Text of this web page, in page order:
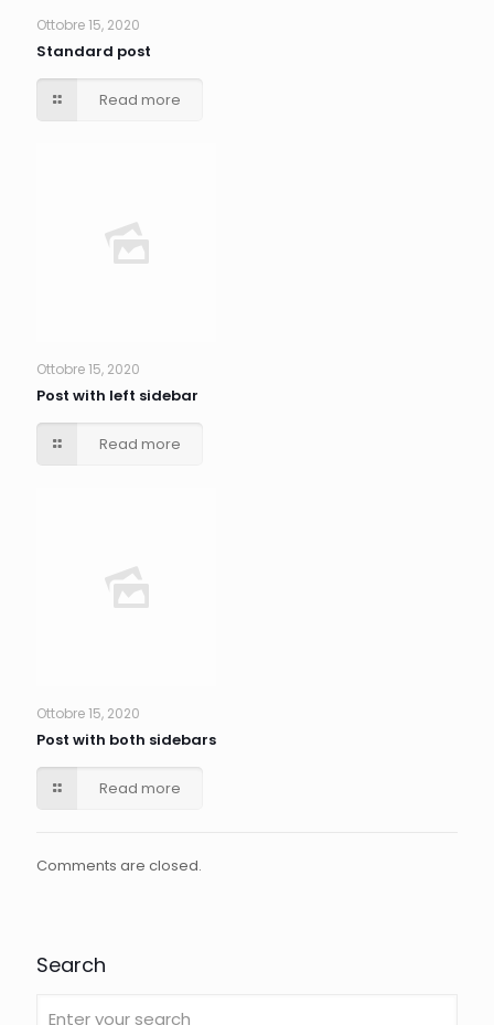
Ottobre 15, 2020
Standard post
Read more
Ottobre 15, 2020
Post with left sidebar
Read more
Ottobre 15, 2020
Post with both sidebars
Read more
Comments are closed.
Search